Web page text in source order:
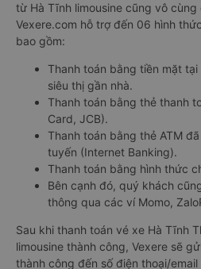
từ Hà Tĩnh limousine cũng vô cùng
Vexere.com hỗ trợ đến 06 hình
bao gồm:
Thanh toán bằng tiền mặt
siêu thị gần nhà.
Thanh toán bằng thẻ thanh
Card, JCB).
Thanh toán bằng thẻ ATM
tuyến (Internet Banking).
Thanh toán bằng hình thức
Bên cạnh đó, quý khách
thông qua các ví Momo,
Sau khi thanh toán vé xe Hà Tĩnh
limousine thành công, Vexere sẽ
thành công đến số điện thoại/